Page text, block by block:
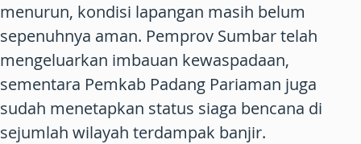
menurun, kondisi lapangan masih belum
sepenuhnya aman. Pemprov Sumbar telah
mengeluarkan imbauan kewaspadaan,
sementara Pemkab Padang Pariaman juga
sudah menetapkan status siaga bencana di
sejumlah wilayah terdampak banjir.